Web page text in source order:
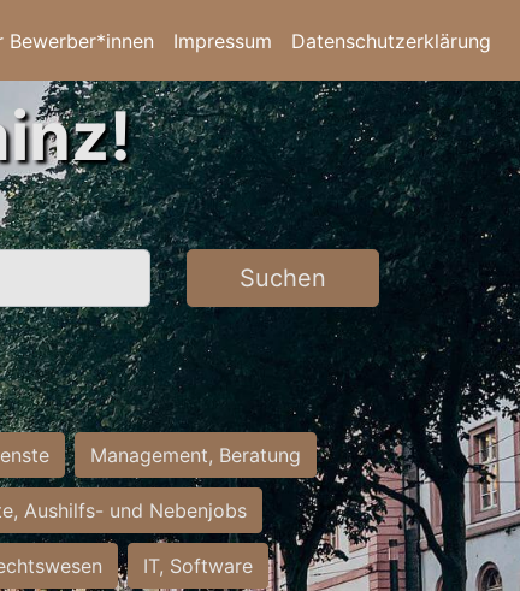
Bewerber*innen Impressum Datenschutzerklärung
Suchen
Management, Beratung
Aushilfs- und Nebenjobs
IT, Software